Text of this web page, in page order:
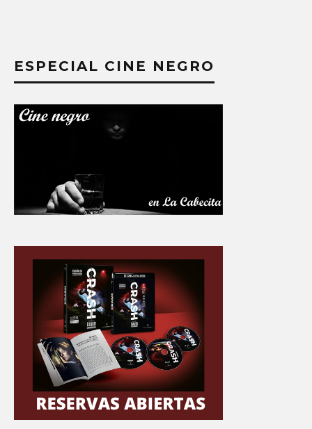
ESPECIAL CINE NEGRO